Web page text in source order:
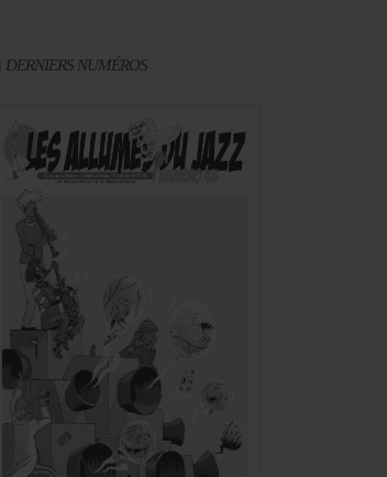
DERNIERS NUMÉROS